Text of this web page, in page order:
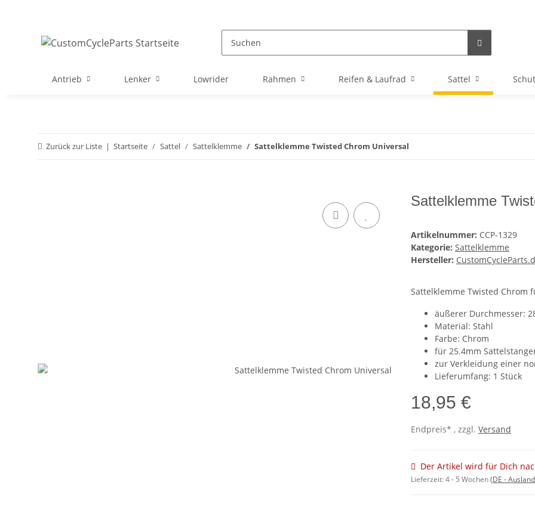
Antrieb Lenker Lowrider Rahmen Reifen & Laufrad Sattel
Zurück zur Liste Startseite Sattel Sattelklemme Sattelklemme Twisted Chrom Universal
Sattelklemme
Artikelnummer: CCP-1329
Kategorie: Sattelklemme
Hersteller:
Sattelklemme Twisted Chrom
äußerer Durchmesser:
Material: Stahl
Farbe: Chrom
für 25.4mm
zur Verkleidung einer
Lieferumfang: 1 Stück
18,95 €
Endpreis* , zzgl. Versand
Der Artikel wird für Dich
Lieferzeit:4 - 5 Wochen(DE -